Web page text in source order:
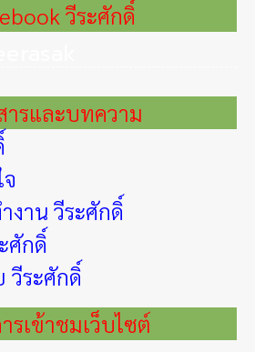
วีระศักดิ์
ารและบทความ
งาน วีระศักดิ์
ศักดิ์
วีระศักดิ์
รเข้าชมเว็บไซต์